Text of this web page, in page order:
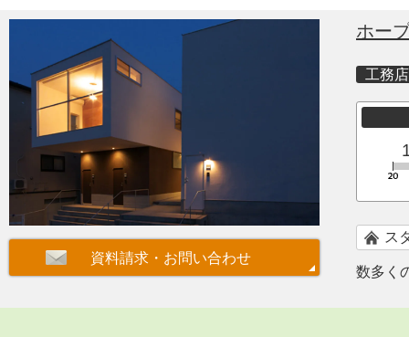
ホー
工務店
ス
数多く